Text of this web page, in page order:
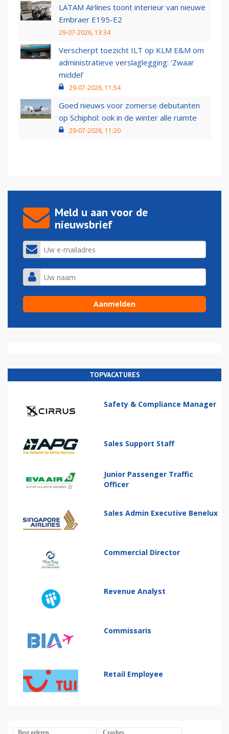
LATAM Airlines toont interieur van nieuwe
Embraer E195-E2
29-07-2026, 13:34
Verscherpt toezicht ILT op KLM E&M om
administratieve verslaglegging: ‘Zwaar
middel’
29-07-2026, 11:54
Goed nieuws voor zomerse debutanten
op Schiphol: ook in de winter alle ruimte
29-07-2026, 11:20
Meld u aan voor de
nieuwsbrief
TOPVACATURES
Safety & Compliance Manager
Sales Support Staff
Junior Passenger Traffic
Officer
Sales Admin Executive Benelux
Commercial Director
Revenue Analyst
Commissaris
Retail Employee